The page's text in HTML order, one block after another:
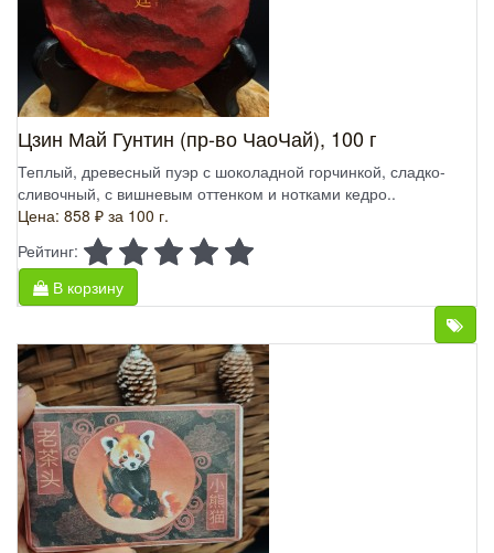
Цзин Май Гунтин (пр-во ЧаоЧай), 100 г
Теплый, древесный пуэр с шоколадной горчинкой, сладко-
сливочный, с вишневым оттенком и нотками кедро..
Цена: 858 ₽ за 100 г.
Рейтинг:
В корзину